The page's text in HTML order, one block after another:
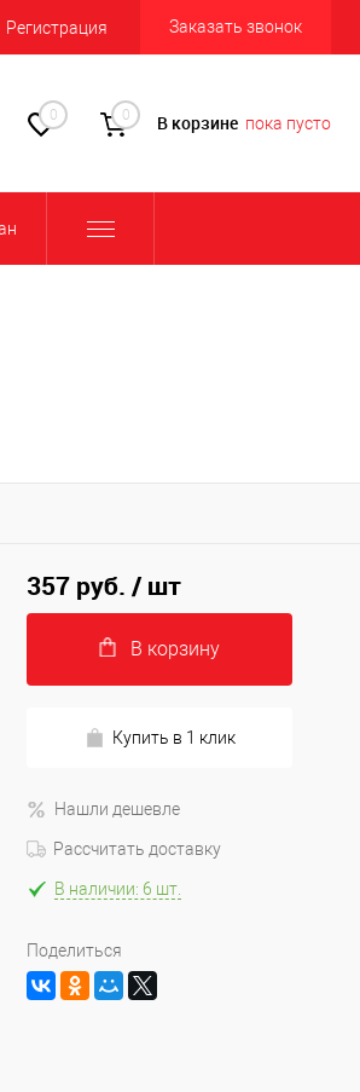
Регистрация Заказать звонок
0 0 В корзине пока пусто
357 руб. / шт
В корзину
Купить в 1 клик
Нашли дешевле
Рассчитать доставку
В наличии: 6 шт.
Поделиться